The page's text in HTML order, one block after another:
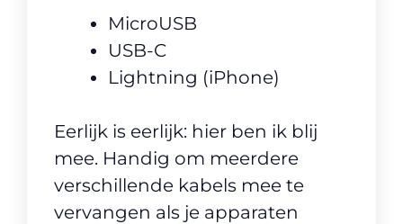
MicroUSB
USB-C
Lightning (iPhone)
Eerlijk is eerlijk: hier ben ik blij
mee. Handig om meerdere
verschillende kabels mee te
vervangen als je apparaten